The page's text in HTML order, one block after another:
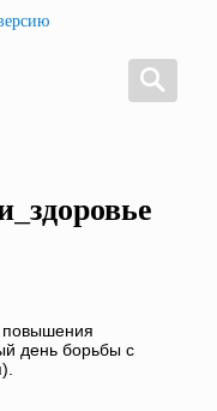
повышения
день борьбы с